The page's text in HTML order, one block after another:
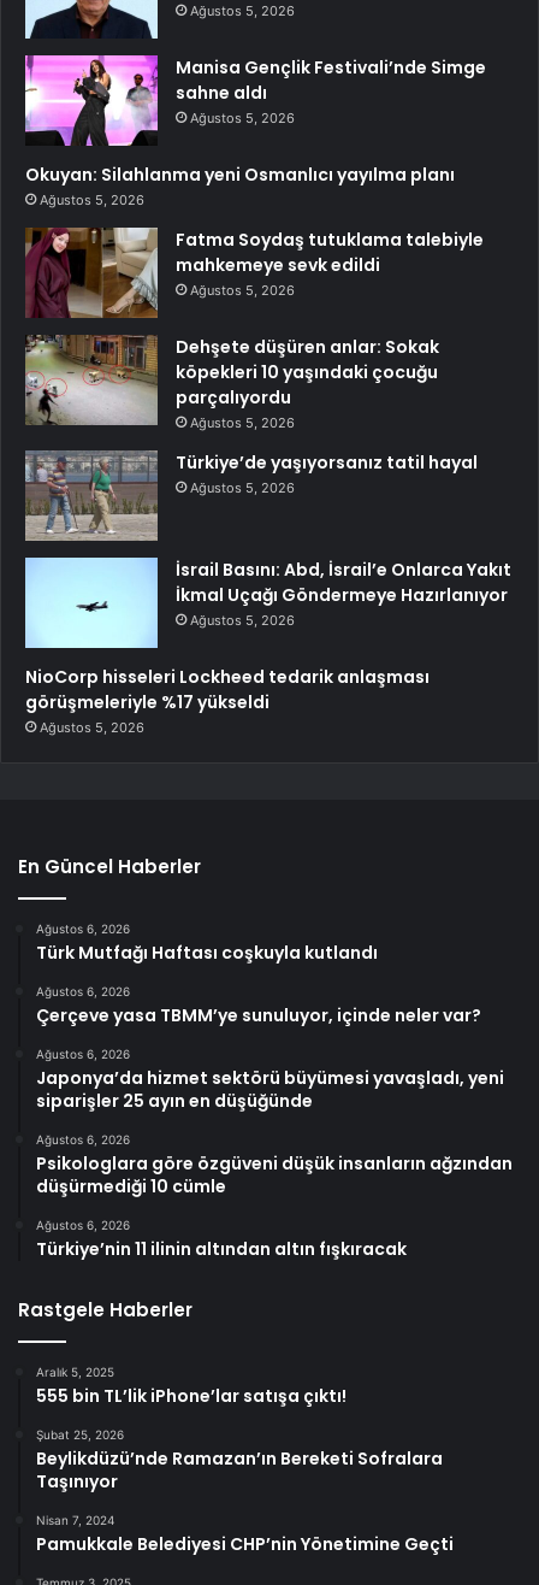
Ağustos 5, 2026
Manisa Gençlik Festivali’nde Simge
sahne aldı
Ağustos 5, 2026
Okuyan: Silahlanma yeni Osmanlıcı yayılma planı
Ağustos 5, 2026
Fatma Soydaş tutuklama talebiyle
mahkemeye sevk edildi
Ağustos 5, 2026
Dehşete düşüren anlar: Sokak
köpekleri 10 yaşındaki çocuğu
parçalıyordu
Ağustos 5, 2026
Türkiye’de yaşıyorsanız tatil hayal
Ağustos 5, 2026
İsrail Basını: Abd, İsrail’e Onlarca Yakıt
İkmal Uçağı Göndermeye Hazırlanıyor
Ağustos 5, 2026
NioCorp hisseleri Lockheed tedarik anlaşması
görüşmeleriyle %17 yükseldi
Ağustos 5, 2026
En Güncel Haberler
Ağustos 6, 2026
Türk Mutfağı Haftası coşkuyla kutlandı
Ağustos 6, 2026
Çerçeve yasa TBMM’ye sunuluyor, içinde neler var?
Ağustos 6, 2026
Japonya’da hizmet sektörü büyümesi yavaşladı, yeni
siparişler 25 ayın en düşüğünde
Ağustos 6, 2026
Psikologlara göre özgüveni düşük insanların ağzından
düşürmediği 10 cümle
Ağustos 6, 2026
Türkiye’nin 11 ilinin altından altın fışkıracak
Rastgele Haberler
Aralık 5, 2025
555 bin TL’lik iPhone’lar satışa çıktı!
Şubat 25, 2026
Beylikdüzü’nde Ramazan’ın Bereketi Sofralara
Taşınıyor
Nisan 7, 2024
Pamukkale Belediyesi CHP’nin Yönetimine Geçti